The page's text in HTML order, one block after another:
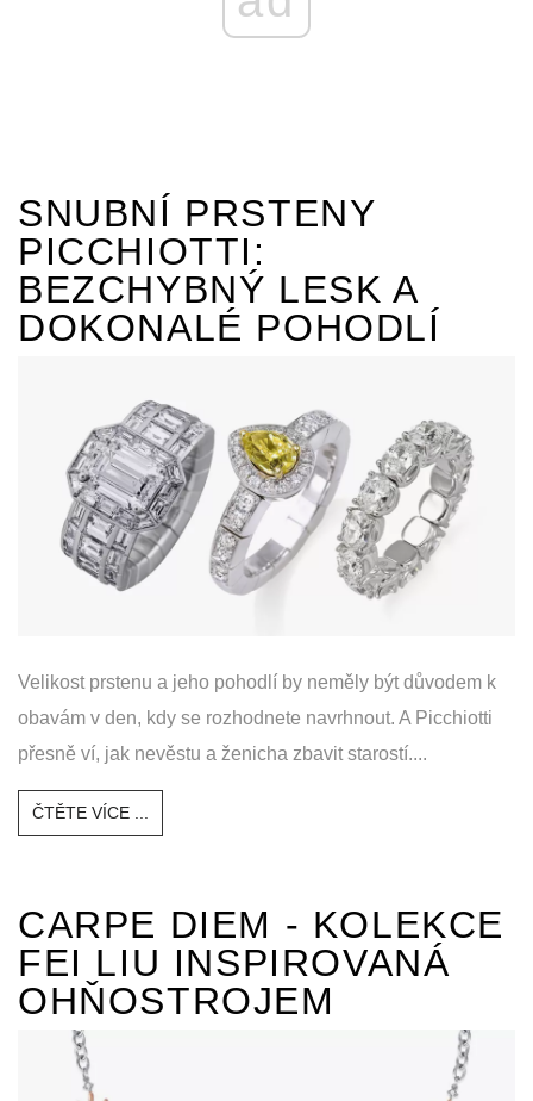
SNUBNÍ PRSTENY
PICCHIOTTI:
BEZCHYBNÝ LESK A
DOKONALÉ POHODLÍ
Velikost prstenu a jeho pohodlí by neměly být důvodem k
obavám v den, kdy se rozhodnete navrhnout. A Picchiotti
přesně ví, jak nevěstu a ženicha zbavit starostí....
ČTĚTE VÍCE ...
CARPE DIEM - KOLEKCE
FEI LIU INSPIROVANÁ
OHŇOSTROJEM